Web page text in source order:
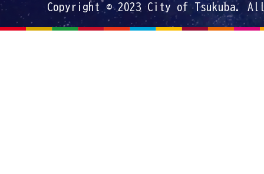
Copyright © 2023 City of Tsukuba.